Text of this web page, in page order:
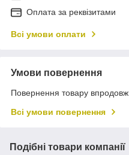
Оплата за реквізитами
Всі умови оплати
Умови повернення
Повернення товару
Всі умови повернення
Подібні товари компанії